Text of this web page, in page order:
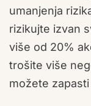
umanjenja
rizikujte izvan
više od 20%
trošite više
možete